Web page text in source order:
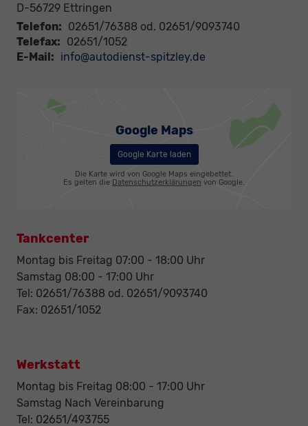
D-56729 Ettringen
Telefon: 02651/76388 od. 02651/9093740
Telefax: 02651/1052
E-Mail: info@autodienst-spitzley.de
Google Maps
Google Karte laden
Die Karte wird von Google Maps eingebettet.
Es gelten die Datenschutzerklärungen von Google.
Tankcenter
Montag bis Freitag 07:00 - 18:00 Uhr
Samstag 08:00 - 17:00 Uhr
Tel: 02651/76388 od. 02651/9093740
Fax: 02651/1052
Werkstatt
Montag bis Freitag 08:00 - 17:00 Uhr
Samstag Nach Vereinbarung
Tel: 02651/493755